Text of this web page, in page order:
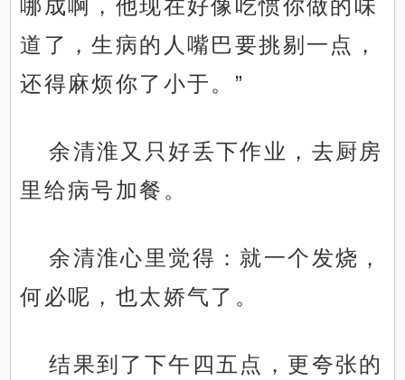
哪成啊，他现在好像吃惯你做的味
道了，生病的人嘴巴要挑剔一点，
还得麻烦你了小于。”
余清淮又只好丢下作业，去厨房
里给病号加餐。
余清淮心里觉得：就一个发烧，
何必呢，也太娇气了。
结果到了下午四五点，更夸张的